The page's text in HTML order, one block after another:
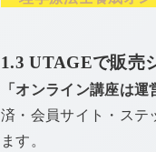
1.3 UTAGEで販売
「オンライン講座は
済・会員サイト・ステ
ます。